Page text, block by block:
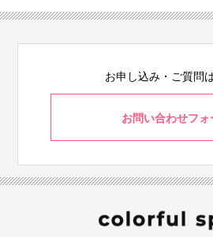
お申し込み・ご質問
お問い合わせフォ